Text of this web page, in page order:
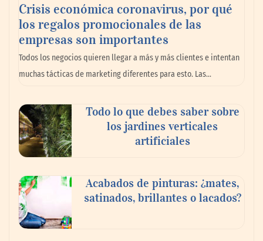
MBF Construcciones refuerza su presencia
digital con una nueva web de reformas en
Madrid
Crisis económica coronavirus, por qué
los regalos promocionales de las
empresas son importantes
Todos los negocios quieren llegar a más y más clientes e intentan
muchas tácticas de marketing diferentes para esto. Las…
Todo lo que debes saber sobre
los jardines verticales
artificiales
Acabados de pinturas: ¿mates,
satinados, brillantes o lacados?